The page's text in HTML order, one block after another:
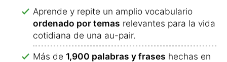
Aprende y repite un amplio vocabulario
ordenado por temas relevantes para la vida
cotidiana de una au-pair.
Más de 1,900 palabras y frases hechas en